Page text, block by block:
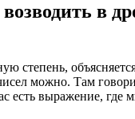
в
степень,
можно. Там
есть выражение,